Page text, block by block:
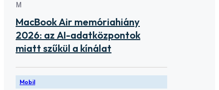
M
MacBook Air memóriahiány
2026: az AI-adatközpontok
miatt szűkül a kínálat
Mobil